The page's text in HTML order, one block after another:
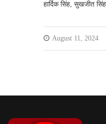
हार्दिक सिंह, सुखजीत
August 11, 2024